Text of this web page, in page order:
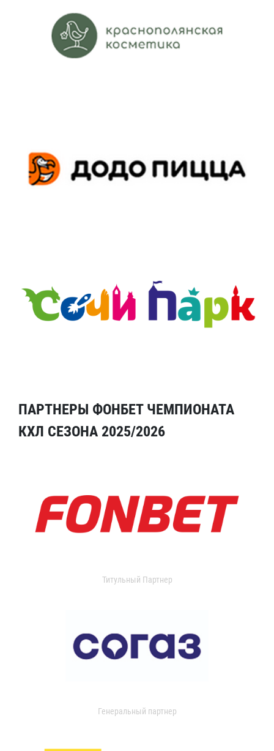
ПАРТНЕРЫ ФОНБЕТ ЧЕМПИОНАТА
КХЛ СЕЗОНА 2025/2026
Титульный Партнер
Генеральный партнер